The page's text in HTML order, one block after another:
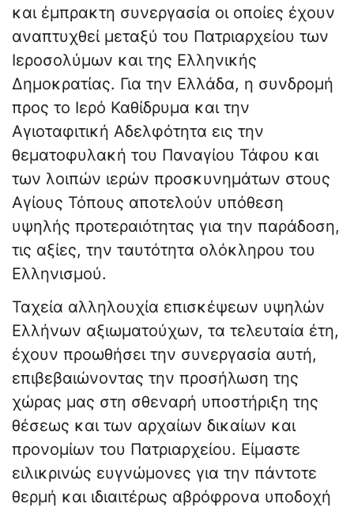
και έμπρακτη συνεργασία οι οποίες έχουν
αναπτυχθεί μεταξύ του Πατριαρχείου των
Ιεροσολύμων και της Ελληνικής
Δημοκρατίας. Για την Ελλάδα, η συνδρομή
προς το Ιερό Καθίδρυμα και την
Αγιοταφιτική Αδελφότητα εις την
θεματοφυλακή του Παναγίου Τάφου και
των λοιπών ιερών προσκυνημάτων στους
Αγίους Τόπους αποτελούν υπόθεση
υψηλής προτεραιότητας για την παράδοση,
τις αξίες, την ταυτότητα ολόκληρου του
Ελληνισμού.
Ταχεία αλληλουχία επισκέψεων υψηλών
Ελλήνων αξιωματούχων, τα τελευταία έτη,
έχουν προωθήσει την συνεργασία αυτή,
επιβεβαιώνοντας την προσήλωση της
χώρας μας στη σθεναρή υποστήριξη της
θέσεως και των αρχαίων δικαίων και
προνομίων του Πατριαρχείου. Είμαστε
ειλικρινώς ευγνώμονες για την πάντοτε
θερμή και ιδιαιτέρως αβρόφρονα υποδοχή